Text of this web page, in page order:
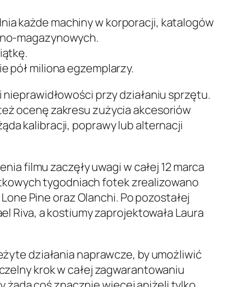
każde machiny w korporacji, katalogów
magazynowych.
pół miliona egzemplarzy.
przy działaniu sprzętu.
ocenę zakresu zużycia akcesoriów
kalibracji, poprawy lub alternacji
filmu zaczęły uwagi w całej 12 marca
tygodniach fotek zrealizowano
Pine oraz Olanchi. Po pozostałej
Riva, a kostiumy zaprojektowała Laura
działania naprawcze, by umożliwić
krok w całej zagwarantowaniu